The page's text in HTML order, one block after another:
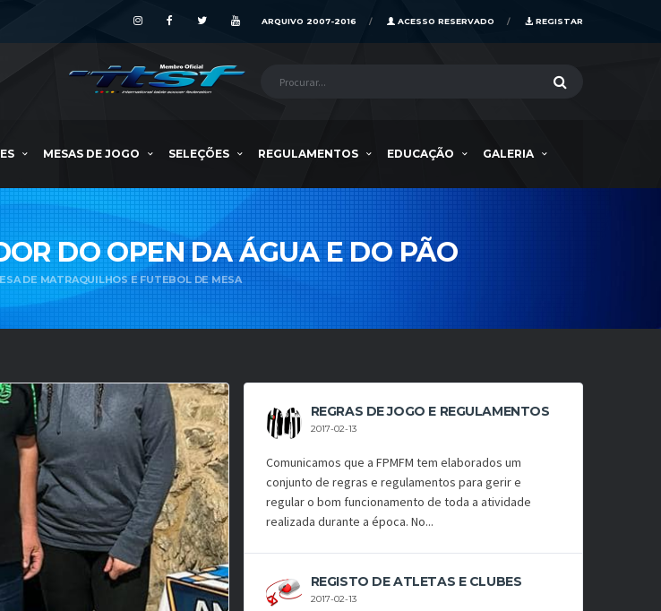
REGISTAR
ACESSO RESERVADO
ARQUIVO 2007-2016
MESAS DE JOGO SELEÇÕES REGULAMENTOS EDUCAÇÃO GALERIA
DO OPEN DA ÁGUA E DO PÃO
DE MATRAQUILHOS E FUTEBOL DE MESA
REGRAS DE JOGO E REGULAMENTOS
2017-02-13
Comunicamos que a FPMFM tem elaborados um
conjunto de regras e regulamentos para gerir e
regular o bom funcionamento de toda a atividade
realizada durante a época. No...
REGISTO DE ATLETAS E CLUBES
2017-02-13